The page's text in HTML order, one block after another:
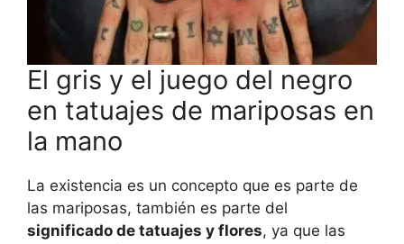
El gris y el juego del negro
en tatuajes de mariposas en
la mano
La existencia es un concepto que es parte de
las mariposas, también es parte del
significado de tatuajes y flores, ya que las